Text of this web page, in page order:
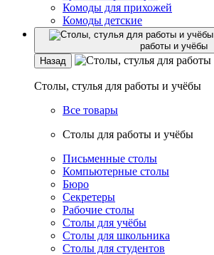
Комоды для прихожей
Комоды детские
Столы, стулья для
работы и учёбы
Назад
Столы, стулья для работы и учёбы
Все товары
Столы для работы и учёбы
Письменные столы
Компьютерные столы
Бюро
Секретеры
Рабочие столы
Столы для учёбы
Столы для школьника
Столы для студентов